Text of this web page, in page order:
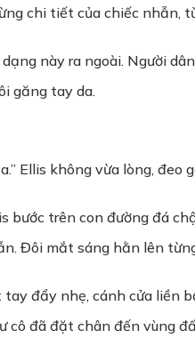
chi tiết của chiếc nhẫn,
này ra ngoài. Người
găng tay da.
Ellis không vừa lòng, đeo
bước trên con đường đá
Đôi mắt sáng hằn lên
tay đẩy nhẹ, cánh cửa liền
cô đã đặt chân đến vùng